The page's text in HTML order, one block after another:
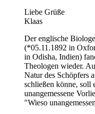
Liebe Grüße
Klaas
Der englische
(*05.11.1892 in
in Odisha, Indien)
Theologen wieder.
Natur des Schöpfers
schließen könne, soll
unangemessene
"Wieso